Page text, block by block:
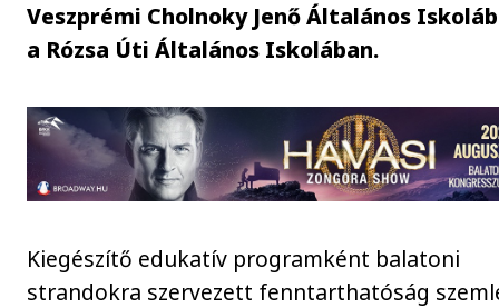
Veszprémi Cholnoky Jenő Általános
a Rózsa Úti Általános Iskolában.
Kiegészítő edukatív programként balatoni
strandokra szervezett fenntarthatóság